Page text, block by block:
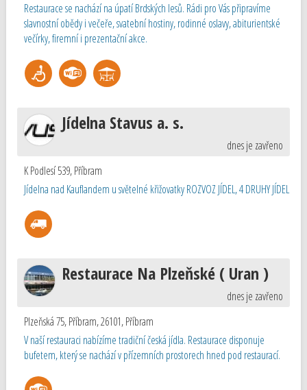
Restaurace se nachází na úpatí Brdských lesů. Rádi pro Vás připravíme
slavnostní obědy i večeře, svatební hostiny, rodinné oslavy, abiturientské
večírky, firemní i prezentační akce.
Jídelna Stavus a. s.
dnes je zavřeno
K Podlesí 539,Příbram
Jídelna nad Kauflandem u světelné křižovatky ROZVOZ JÍDEL, 4 DRUHY JÍDEL
Restaurace Na Plzeňské ( Uran )
dnes je zavřeno
Plzeňská 75, Příbram, 26101,Příbram
V naší restauraci nabízíme tradiční česká jídla. Restaurace disponuje
bufetem, který se nachází v přízemních prostorech hned pod restaurací.